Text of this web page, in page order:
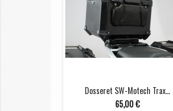
Dosseret SW-Motech Trax...
Prix
65,00 €